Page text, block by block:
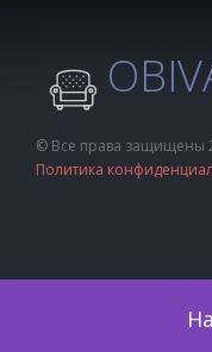
© Все права защищены
Политика